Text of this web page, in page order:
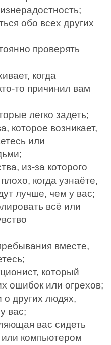
обо всех других
проверять
когда
­то причинил вам
легко задеть;
которое возникает,
или
из-­за которого
когда узнаёте,
луч­ше, чем у вас;
всё или
вместе,
который
ошибок или огрехов;
других людях,
вас;
вас сидеть
компьютером